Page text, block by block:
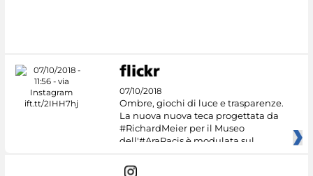
07/10/2018
Ombre, giochi di luce e trasparenze.
La nuova nuova teca progettata da
#RichardMeier per il Museo
dell'#AraPacis è modulata sul